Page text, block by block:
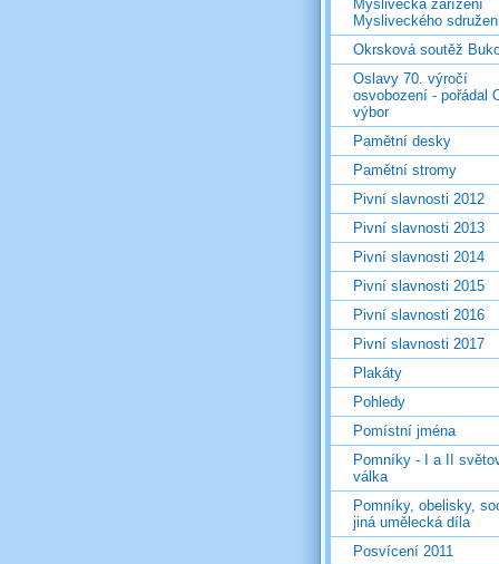
Myslivecká zařízení
Mysliveckého
Okrsková soutěž
Oslavy 70. výročí
osvobození - pořádal
výbor
Pamětní desky
Pamětní stromy
Pivní slavnosti 2012
Pivní slavnosti 2013
Pivní slavnosti 2014
Pivní slavnosti 2015
Pivní slavnosti 2016
Pivní slavnosti 2017
Plakáty
Pohledy
Pomístní jména
Pomníky - I a II
válka
Pomníky, obelisky,
jiná umělecká díla
Posvícení 2011